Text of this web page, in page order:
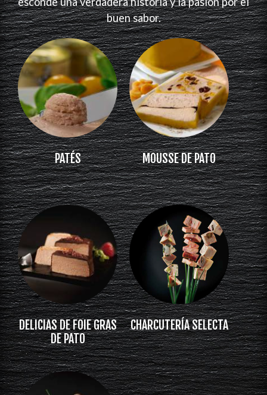
buen sabor.
PATÉS MOUSSE DE PATO
DELICIAS DE FOIE GRAS
DE PATO
CHARCUTERÍA SELECTA